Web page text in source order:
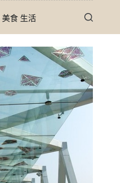
食 生活